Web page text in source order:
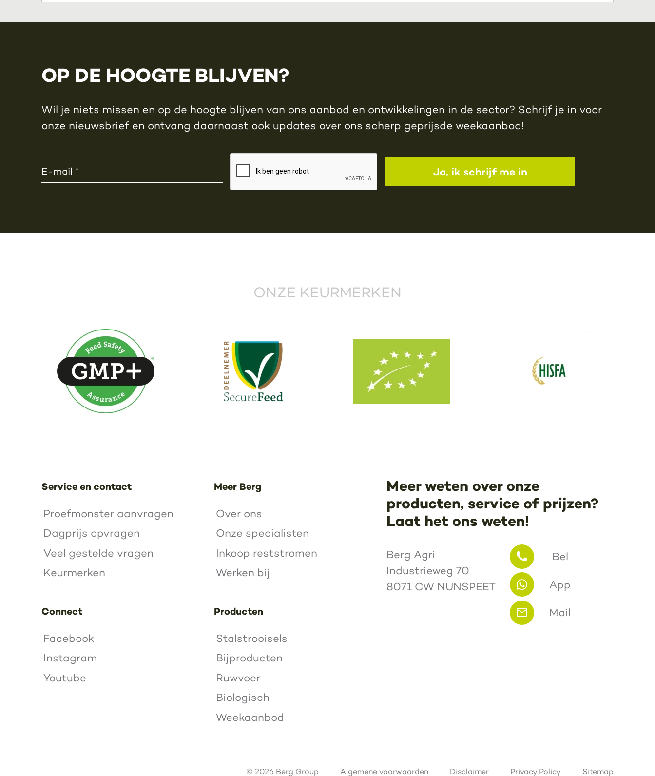
OP DE HOOGTE BLIJVEN?
Wil je niets missen en op de hoogte blijven van ons aanbod en ontwikkelingen in de sector? Schrijf je in voor
onze nieuwsbrief en ontvang daarnaast ook updates over ons scherp geprijsde weekaanbod!
ONZE KEURMERKEN
Service en contact
Proefmonster aanvragen
Dagprijs opvragen
Veel gestelde vragen
Keurmerken
Meer Berg
Over ons
Onze specialisten
Inkoop reststromen
Werken bij
Connect
Facebook
Instagram
Youtube
Producten
Stalstrooisels
Bijproducten
Ruwvoer
Biologisch
Weekaanbod
Meer weten over onze
producten, service of prijzen?
Laat het ons weten!
Berg Agri
Industrieweg 70
8071 CW NUNSPEET
Bel
App
Mail
© 2026 Berg Group Algemene voorwaarden Disclaimer Privacy Policy Sitemap